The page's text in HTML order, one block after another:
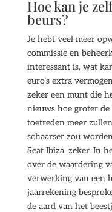
Hoe kan je
beurs?
Je hebt veel meer
commissie en
interessant is, wat
euro’s extra
zeker een munt die
nieuws hoe groter
toetreden meer
schaarser zou
Seat Ibiza, zeker. In
over de waardering
verwerking van een
jaarrekening
de aard van het